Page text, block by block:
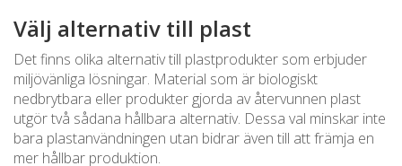
Välj alternativ till plast
Det finns olika alternativ till plastprodukter som erbjuder
miljövänliga lösningar. Material som är biologiskt
nedbrytbara eller produkter gjorda av återvunnen plast
utgör två sådana hållbara alternativ. Dessa val minskar inte
bara plastanvändningen utan bidrar även till att främja en
mer hållbar produktion.